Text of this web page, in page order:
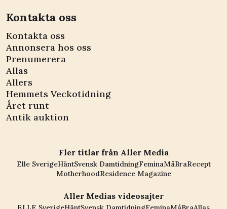
Kontakta oss
Kontakta oss
Annonsera hos oss
Prenumerera
Allas
Allers
Hemmets Veckotidning
Året runt
Antik auktion
Fler titlar från Aller Media
Elle SverigeHäntSvensk DamtidningFeminaMåBraRecept
MotherhoodResidence Magazine
Aller Medias videosajter